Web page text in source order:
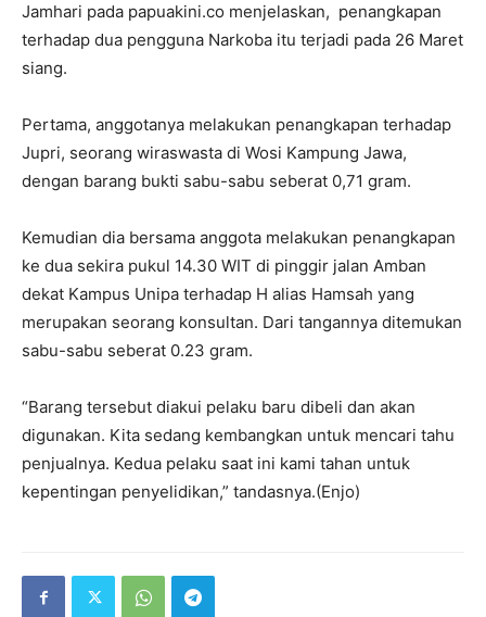
Jamhari pada papuakini.co menjelaskan, penangkapan
terhadap dua pengguna Narkoba itu terjadi pada 26 Maret
siang.
Pertama, anggotanya melakukan penangkapan terhadap
Jupri, seorang wiraswasta di Wosi Kampung Jawa,
dengan barang bukti sabu-sabu seberat 0,71 gram.
Kemudian dia bersama anggota melakukan penangkapan
ke dua sekira pukul 14.30 WIT di pinggir jalan Amban
dekat Kampus Unipa terhadap H alias Hamsah yang
merupakan seorang konsultan. Dari tangannya ditemukan
sabu-sabu seberat 0.23 gram.
“Barang tersebut diakui pelaku baru dibeli dan akan
digunakan. Kita sedang kembangkan untuk mencari tahu
penjualnya. Kedua pelaku saat ini kami tahan untuk
kepentingan penyelidikan,” tandasnya.(Enjo)